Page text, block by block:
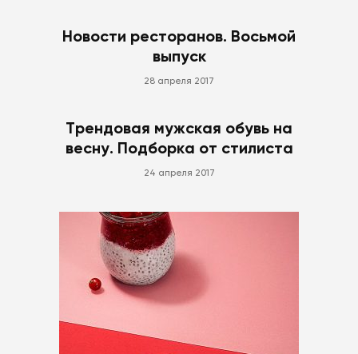
Новости ресторанов. Восьмой
выпуск
28 апреля 2017
Трендовая мужская обувь на
весну. Подборка от стилиста
24 апреля 2017